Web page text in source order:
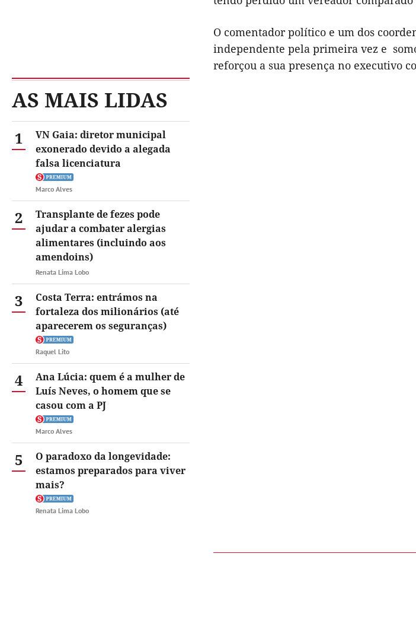
AS MAIS LIDAS
1
VN Gaia: diretor municipal
exonerado devido a alegada
falsa licenciatura
Marco Alves
2
Transplante de fezes pode
ajudar a combater alergias
alimentares (incluindo aos
amendoins)
Renata Lima Lobo
3
Costa Terra: entrámos na
fortaleza dos milionários (até
aparecerem os seguranças)
Raquel Lito
4
Ana Lúcia: quem é a mulher de
Luís Neves, o homem que se
casou com a PJ
Marco Alves
5
O paradoxo da longevidade:
estamos preparados para viver
mais?
Renata Lima Lobo
O comentador político e um dos
independente pela primeira vez e
reforçou a sua presença no executivo